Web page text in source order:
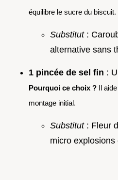
équilibre le sucre du biscuit.
Substitut:
alternative sans
1 pincée de sel fin :
Pourquoi ce choix ? Il
montage initial.
Substitut: Fleur
micro explosions